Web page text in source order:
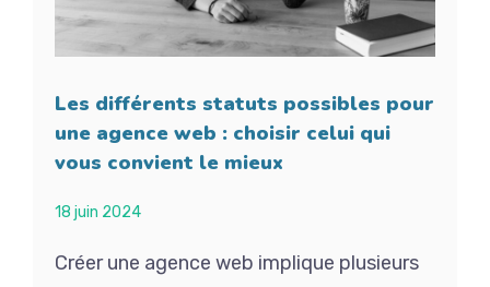
Les différents statuts possibles pour
une agence web : choisir celui qui
vous convient le mieux
18 juin 2024
Créer une agence web implique plusieurs